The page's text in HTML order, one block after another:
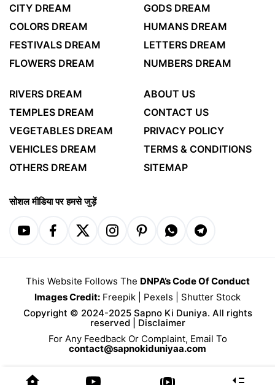
CITY DREAM
COLORS DREAM
FESTIVALS DREAM
FLOWERS DREAM
GODS DREAM
HUMANS DREAM
LETTERS DREAM
NUMBERS DREAM
RIVERS DREAM
TEMPLES DREAM
VEGETABLES DREAM
VEHICLES DREAM
OTHERS DREAM
ABOUT US
CONTACT US
PRIVACY POLICY
TERMS & CONDITIONS
SITEMAP
सोशल मीडिया पर हमसे जुड़ें
This Website Follows The DNPA’s Code Of Conduct
Images Credit: Freepik Pexels
Shutter Stock
Copyright © 2024-2025 Sapno Ki Duniya. All rights
reserved | Disclaimer
For Any Feedback Or Complaint, Email To
contact@sapnokiduniyaa.com